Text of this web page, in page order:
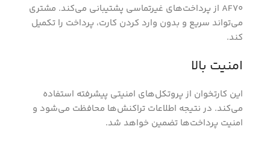
AF70 از پرداخت‌های غیرتماسی پشتیبانی می‌کند. مشتری
می‌تواند سریع و بدون وارد کردن کارت، پرداخت را تکمیل
کند.
امنیت بالا
این کارتخوان از پروتکل‌های امنیتی پیشرفته استفاده
می‌کند. در نتیجه اطلاعات تراکنش‌ها محافظت می‌شود و
امنیت پرداخت‌ها تضمین خواهد شد.